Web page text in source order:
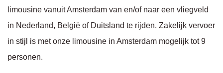
limousine vanuit Amsterdam van en/of naar een vliegveld
in Nederland, België of Duitsland te rijden. Zakelijk vervoer
in stijl is met onze limousine in Amsterdam mogelijk tot 9
personen.